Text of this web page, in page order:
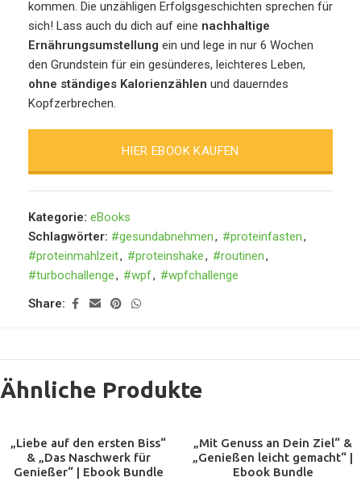
kommen. Die unzähligen Erfolgsgeschichten sprechen für
sich! Lass auch du dich auf eine nachhaltige
Ernährungsumstellung ein und lege in nur 6 Wochen
den Grundstein für ein gesünderes, leichteres Leben,
ohne ständiges Kalorienzählen und dauerndes
Kopfzerbrechen.
HIER EBOOK KAUFEN
Kategorie: eBooks
Schlagwörter: #gesundabnehmen, #proteinfasten,
#proteinmahlzeit, #proteinshake, #routinen,
#turbochallenge, #wpf, #wpfchallenge
Share:
Ähnliche Produkte
„Liebe auf den ersten Biss“
& „Das Naschwerk für
Genießer“ | Ebook Bundle
„Mit Genuss an Dein Ziel“ &
„Genießen leicht gemacht“ |
Ebook Bundle